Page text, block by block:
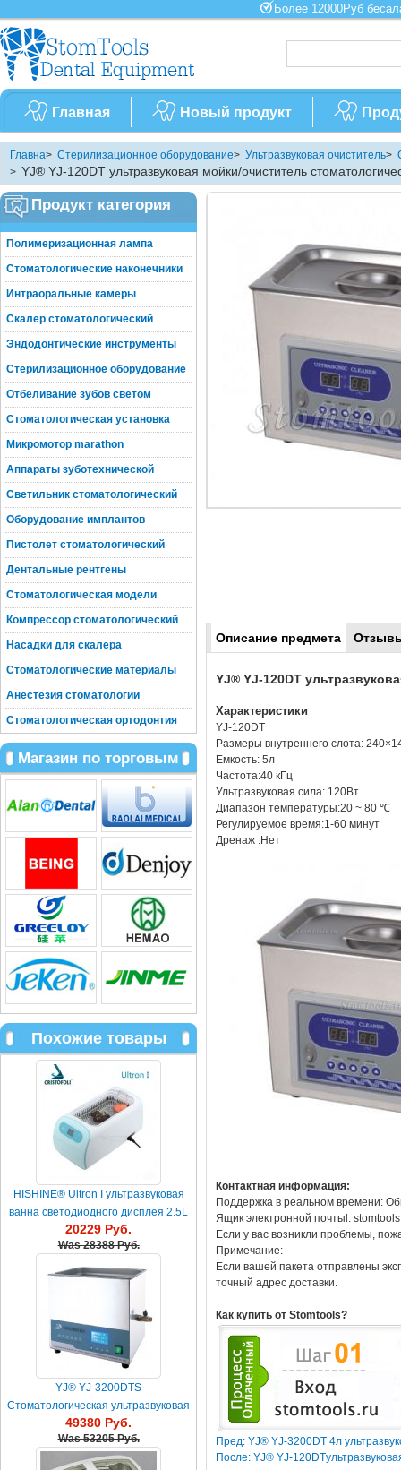
Более 12000Руб
Главная Новый продукт
Главна> Стерилизационное оборудование> Ультразвуковая очиститель>
> YJ® YJ-120DT ультразвуковая мойки/очиститель
Описание предмета
YJ® YJ-120DT
Характеристики
YJ-120DT
Размеры внутреннего слота:
Емкость: 5л
Частота:40 кГц
Ультразвуковая сила: 120Вт
Диапазон температуры:20 ~ 80 ℃
Регулируемое время:1-60 минут
Дренаж :Нет
Контактная информация:
Поддержка в реальном времени:
Ящик электронной почтыl:
Если у вас возникли проблемы,
Примечание:
Если вашей пакета отправлены
точный адрес доставки.
Как купить от Stomtools?
Пред: YJ® YJ-3200DT 4л
После: YJ® YJ-
Продукт категория
Полимеризационная лампа
Стоматологические наконечники
Интраоральные камеры
Скалер стоматологический
Эндодонтические инструменты
Стерилизационное оборудование
Отбеливание зубов светом
Стоматологическая установка
Микромотор marathon
Аппараты зуботехнической
Светильник стоматологический
Оборудование имплантов
Пистолет стоматологический
Дентальные рентгены
Стоматологическая модели
Компрессор стоматологический
Насадки для скалера
Стоматологические материалы
Анестезия стоматологии
Стоматологическая ортодонтия
Магазин по торговым
Похожие товары
HISHINE® Ultron I ультразвуковая
ванна светодиодного дисплея 2.5L
20229 Руб.
Was28388 Руб.
YJ® YJ-3200DTS
Стоматологическая ультразвуковая
ванна 6L
49380 Руб.
Was53205 Руб.